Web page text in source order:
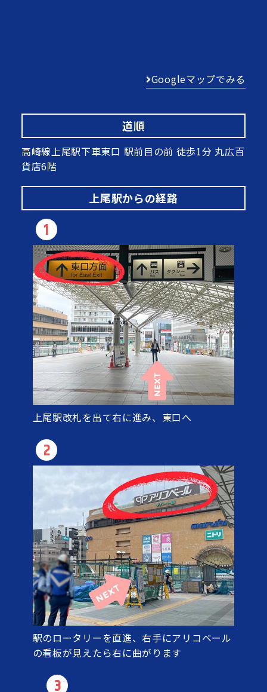
Googleマップでみる
道順
高崎線上尾駅下車東口 駅前目の前 徒歩1分 丸広百
貨店6階
上尾駅からの経路
1
上尾駅改札を出て右に進み、東口へ
2
駅のロータリーを直進、右手にアリコベール
の看板が見えたら右に曲がります
3